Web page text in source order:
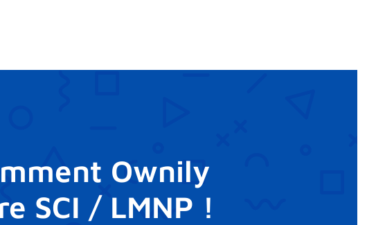
Ownily
SCI / LMNP !